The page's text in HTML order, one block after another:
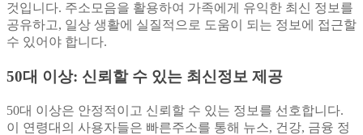
것입니다. 주소모음을 활용하여 가족에게 유익한 최신 정보를
공유하고, 일상 생활에 실질적으로 도움이 되는 정보에 접근할
수 있어야 합니다.
50대 이상: 신뢰할 수 있는 최신정보 제공
50대 이상은 안정적이고 신뢰할 수 있는 정보를 선호합니다.
이 연령대의 사용자들은 빠른주소를 통해 뉴스, 건강, 금융 정